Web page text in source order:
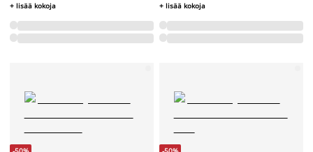
+ lisää kokoja + lisää kokoja